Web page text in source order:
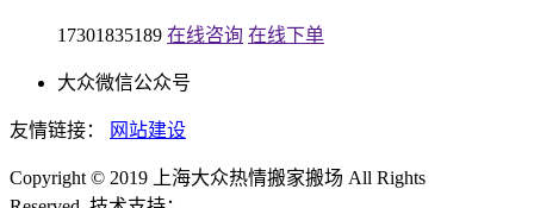
17301835189 在线咨询 在线下单
大众微信公众号
友情链接： 网站建设
Copyright © 2019 上海大众热情搬家搬场 All Rights